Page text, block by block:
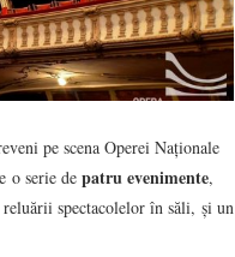
pe scena Operei Naționale
o serie de patru evenimente,
spectacolelor în săli, și un